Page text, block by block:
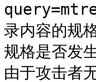
录内容的规
规格是否发
由于攻击者